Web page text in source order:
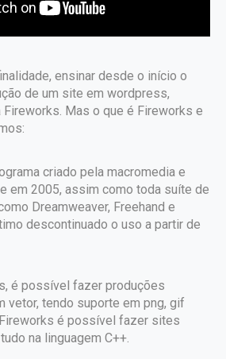
ensinar desde o início o
de um site em wordpress,
Mas o que é Fireworks e
criado pela macromedia e
em 2005, assim como toda suíte de
Dreamweaver, Freehand e
descontinuado o uso a partir de
é possível fazer produções
vetor, tendo suporte em png, gif
é possível fazer sites
na linguagem C++.